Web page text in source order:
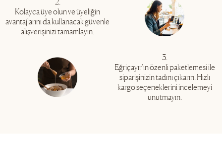
Kolayca üye olun ve üyeliğin
avantajlarını da kullanacak güvenle
alışverişinizi tamamlayın.
3.
Eğriçayır’ın özenli paketlemesi ile
siparişinizin tadını çıkarın. Hızlı
kargo seçeneklerini incelemeyi
unutmayın.